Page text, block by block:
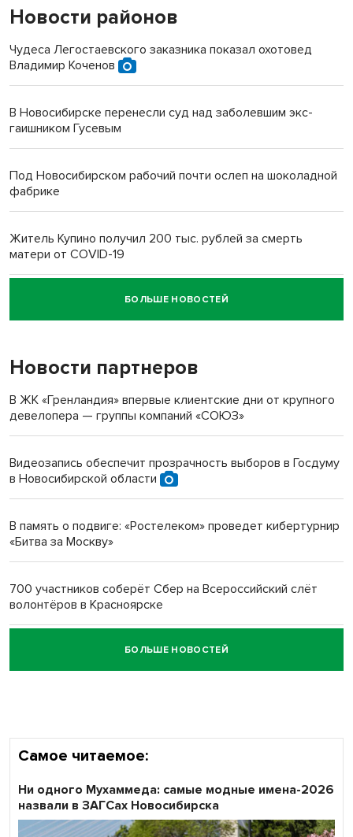
Новости районов
Чудеса Легостаевского заказника показал охотовед
Владимир Коченов
В Новосибирске перенесли суд над заболевшим экс-
гаишником Гусевым
Под Новосибирском рабочий почти ослеп на шоколадной
фабрике
Житель Купино получил 200 тыс. рублей за смерть
матери от COVID-19
Новосибирский суд наказал водителя за смерть
пенсионерки на вокзале
«Мы живём на пастбище!»: в новосибирском селе лошади
терроризируют жителей
Новосибирский преподаватель с женой вошли в топ-16
БОЛЬШЕ НОВОСТЕЙ
Новости партнеров
В ЖК «Гренландия» впервые клиентские дни от крупного
девелопера — группы компаний «СОЮЗ»
Видеозапись обеспечит прозрачность выборов в Госдуму
в Новосибирской области
В память о подвиге: «Ростелеком» проведет кибертурнир
«Битва за Москву»
700 участников соберёт Сбер на Всероссийский слёт
волонтёров в Красноярске
Честный выбор: видеонаблюдение обеспечит
объективность результатов ЕДГ в Новосибирской
БОЛЬШЕ НОВОСТЕЙ
Самое читаемое:
Ни одного Мухаммеда: самые модные имена-2026
назвали в ЗАГСах Новосибирска